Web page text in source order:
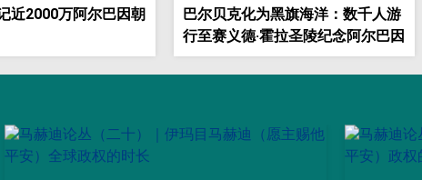
近2000万阿尔巴因朝
巴尔贝克化为黑旗海洋：数千人游
行至赛义德·霍拉圣陵纪念阿尔巴因